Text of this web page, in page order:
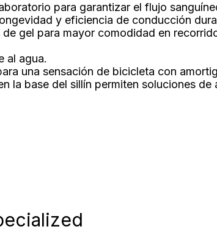
para garantizar el flujo
y eficiencia de conducción
gel para mayor comodidad en
al agua.
una sensación de bicicleta con
la base del sillín permiten soluciones de